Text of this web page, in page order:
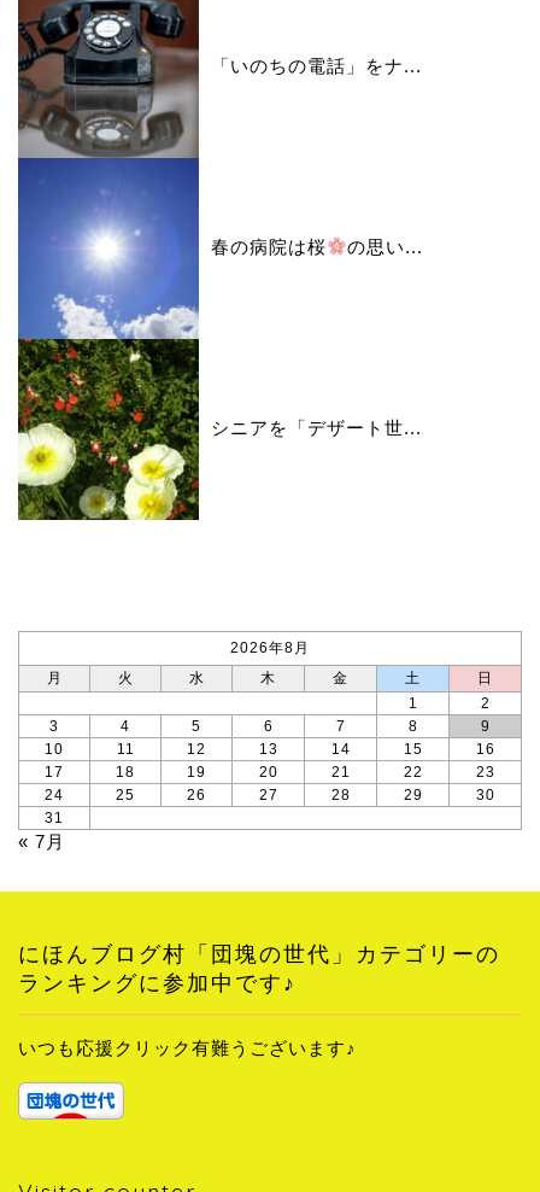
「いのちの電話」をナ...
春の病院は桜 の思い...
シニアを「デザート世...
2026年8月
月
火 水 木 金 土
日
1
2
3
4 5 6 7 8
9
10
11 12 13 14 15
16
17
18 19 20 21 22
23
24
25 26 27 28 29
30
31
« 7月
にほんブログ村「団塊の世代」カテゴリーの
ランキングに参加中です♪
いつも応援クリック有難うございます♪